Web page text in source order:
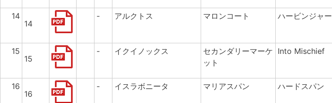
14
14
- アルクトス マロンコート ハービンジャー
15
15
- イクイノックス
セカンダリーマーケ
ット
Into Mischief
16
16
- イスラボニータ マリアスパン ハードスパン